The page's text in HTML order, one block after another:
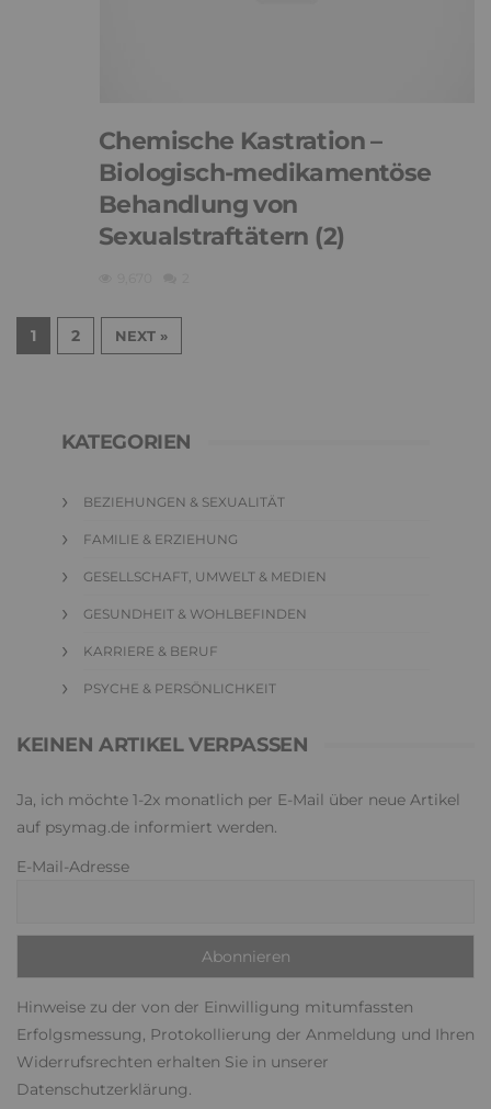
Chemische Kastration –
Biologisch-medikamentöse
Behandlung von
Sexualstraftätern (2)
1 2 NEXT »
KATEGORIEN
BEZIEHUNGEN & SEXUALITÄT
FAMILIE & ERZIEHUNG
GESELLSCHAFT, UMWELT & MEDIEN
GESUNDHEIT & WOHLBEFINDEN
KARRIERE & BERUF
PSYCHE & PERSÖNLICHKEIT
KEINEN ARTIKEL VERPASSEN
Ja, ich möchte 1-2x monatlich per E-Mail über neue Artikel
auf psymag.de informiert werden.
E-Mail-Adresse
Hinweise zu der von der Einwilligung mitumfassten
Erfolgsmessung, Protokollierung der Anmeldung und Ihren
Widerrufsrechten erhalten Sie in unserer
Datenschutzerklärung.